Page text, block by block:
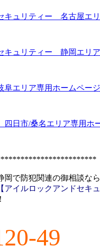
キュリティー 名古屋エ
キュリティー 静岡エリ
エリア専用ホームページ
日市/桑名エリア専用ホ
岡で防犯関連の御相談なら
【アイルロックアンドセキ
49